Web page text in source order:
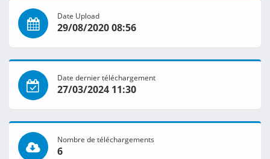
Date Upload
29/08/2020 08:56
Date dernier téléchargement
27/03/2024 11:30
Nombre de téléchargements
6